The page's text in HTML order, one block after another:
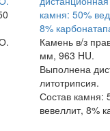
Камень в/з
мм, 963 HU.
Выполнена
литотрипсия.
Состав камня:
вевеллит, 8%